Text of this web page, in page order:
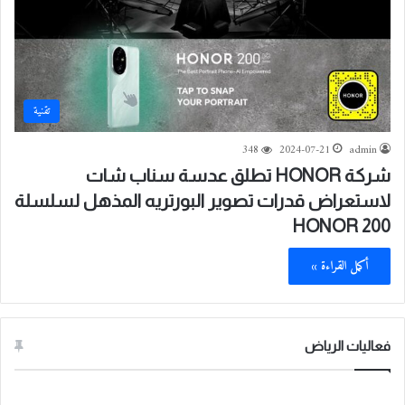
تقنية
admin
2024-07-21
348
شركة HONOR تطلق عدسة سناب شات
لاستعراض قدرات تصوير البورتريه المذهل لسلسلة
HONOR 200
أكمل القراءة »
فعاليات الرياض